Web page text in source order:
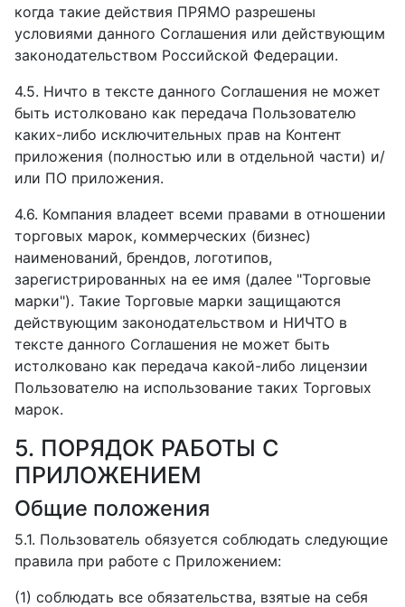
когда такие действия ПРЯМО разрешены
условиями данного Соглашения или действующим
законодательством Российской Федерации.
4.5. Ничто в тексте данного Соглашения не может
быть истолковано как передача Пользователю
каких-либо исключительных прав на Контент
приложения (полностью или в отдельной части) и/
или ПО приложения.
4.6. Компания владеет всеми правами в отношении
торговых марок, коммерческих (бизнес)
наименований, брендов, логотипов,
зарегистрированных на ее имя (далее "Торговые
марки"). Такие Торговые марки защищаются
действующим законодательством и НИЧТО в
тексте данного Соглашения не может быть
истолковано как передача какой-либо лицензии
Пользователю на использование таких Торговых
марок.
5. ПОРЯДОК РАБОТЫ С
ПРИЛОЖЕНИЕМ
Общие положения
5.1. Пользователь обязуется соблюдать следующие
правила при работе с Приложением:
(1) соблюдать все обязательства, взятые на себя